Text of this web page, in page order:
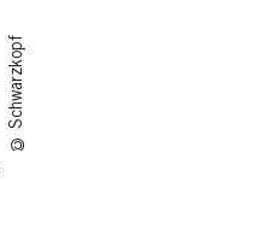
© Schwarzkopf